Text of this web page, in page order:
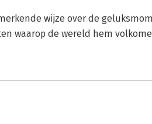
wijze over de
waarop de wereld hem